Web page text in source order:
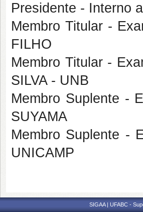
Presidente - Interno
Membro Titular -
FILHO
Membro Titular -
SILVA - UNB
Membro Suplente -
SUYAMA
Membro Suplente -
UNICAMP
SIGAA | UFABC -